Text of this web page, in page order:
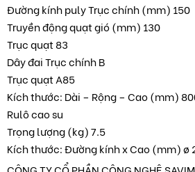
Đường kính puly Trục chính (mm) 150
Truyền động quạt gió (mm) 130
Trục quạt 83
Dây đai Trục chính B
Trục quạt A85
Kích thước: Dài – Rộng – Cao (mm)
Rulô cao su
Trọng lượng (kg) 7.5
Kích thước: Đường kính x Cao (mm) ø